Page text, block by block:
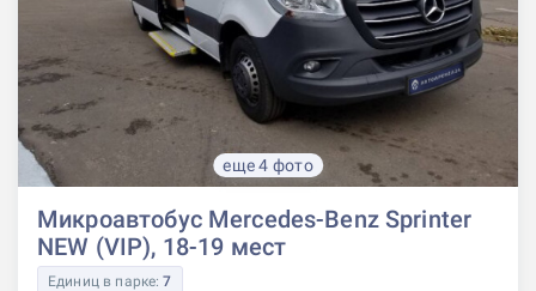
еще 4 фото
Микроавтобус Mercedes-Benz Sprinter
NEW (VIP), 18-19 мест
Единиц в парке:7